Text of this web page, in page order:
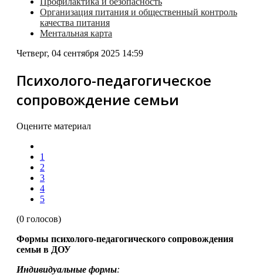
Организация питания и общественный контроль
качества питания
Ментальная карта
Четверг, 04 сентября 2025 14:59
Психолого-педагогическое
сопровождение семьи
Оцените материал
1
2
3
4
5
(0 голосов)
Формы психолого-педагогического сопровождения
семьи в ДОУ
Индивидуальные формы: